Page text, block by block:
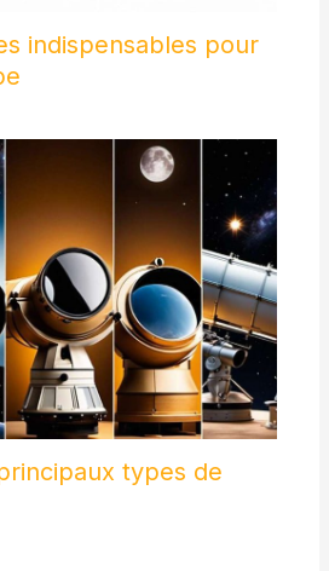
indispensables pour
types de